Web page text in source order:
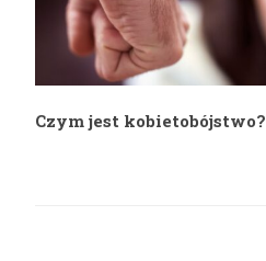
Czym jest kobietobójstwo?